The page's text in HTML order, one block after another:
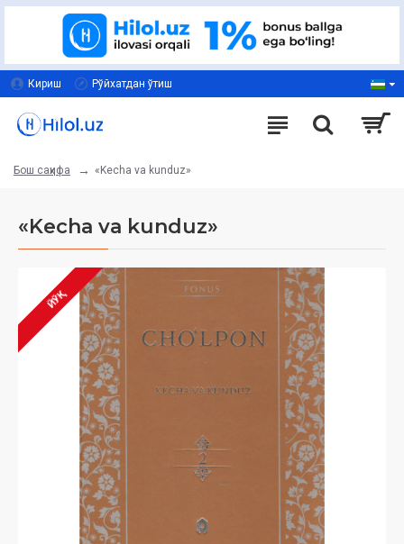
Кириш Рўйхатдан ўтиш
Бош саҳифа «Kecha va kunduz»
«Kecha va kunduz»
ЙЎҚ